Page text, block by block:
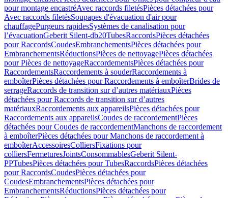
pour montage encastréAvec raccords filetésPièces détachées pour
Avec raccords filetésSoupapes d'évacuation d'air pour
chauffagePurgeurs rapidesSystèmes de canalisation pour
l’évacuationGeberit Silent-db20TubesRaccordsPièces détachées
pour RaccordsCoudesEmbranchementsPièces détachées pour
EmbranchementsRéductionsPièces de nettoyagePièces détachées
pour Pièces de nettoyageRaccordementsPièces détachées pour
RaccordementsRaccordements à souderRaccordements à
emboîterPièces détachées pour Raccordements à emboîterBrides de
serrageRaccords de transition sur d’autres matériauxPièces
détachées pour Raccords de transition sur d’autres
matériauxRaccordements aux appareilsPièces détachées pour
Raccordements aux appareilsCoudes de raccordementPièces
détachées pour Coudes de raccordementManchons de raccordement
à emboîterPièces détachées pour Manchons de raccordement à
emboîterAccessoiresColliersFixations pour
colliersFermeturesJointsConsommablesGeberit Silent-
PPTubesPièces détachées pour TubesRaccordsPièces détachées
pour RaccordsCoudesPièces détachées pour
CoudesEmbranchementsPièces détachées pour
EmbranchementsRéductionsPièces détachées pour